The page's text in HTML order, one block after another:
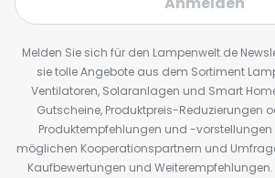
Melden Sie sich für den Lampenwelt.de
sie tolle Angebote aus dem Sortiment
Ventilatoren, Solaranlagen und Smart
Gutscheine, Produktpreis-Reduzierungen
Produktempfehlungen und -vorstellungen
möglichen Kooperationspartnern und
Kaufbewertungen und